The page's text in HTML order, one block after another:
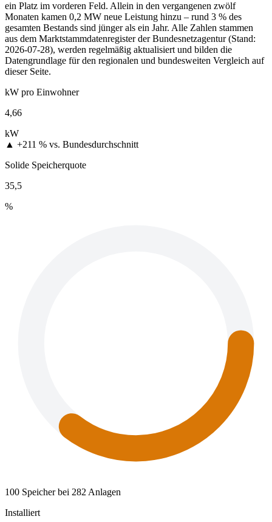
ein Platz im vorderen Feld. Allein in den vergangenen zwölf
Monaten kamen 0,2 MW neue Leistung hinzu – rund 3 % des
gesamten Bestands sind jünger als ein Jahr. Alle Zahlen stammen
aus dem Marktstammdatenregister der Bundesnetzagentur (Stand:
2026-07-28), werden regelmäßig aktualisiert und bilden die
Datengrundlage für den regionalen und bundesweiten Vergleich auf
dieser Seite.
kW pro Einwohner
4,66
kW
▲ +211 % vs. Bundesdurchschnitt
Solide Speicherquote
35,5
%
100 Speicher bei 282 Anlagen
Installiert